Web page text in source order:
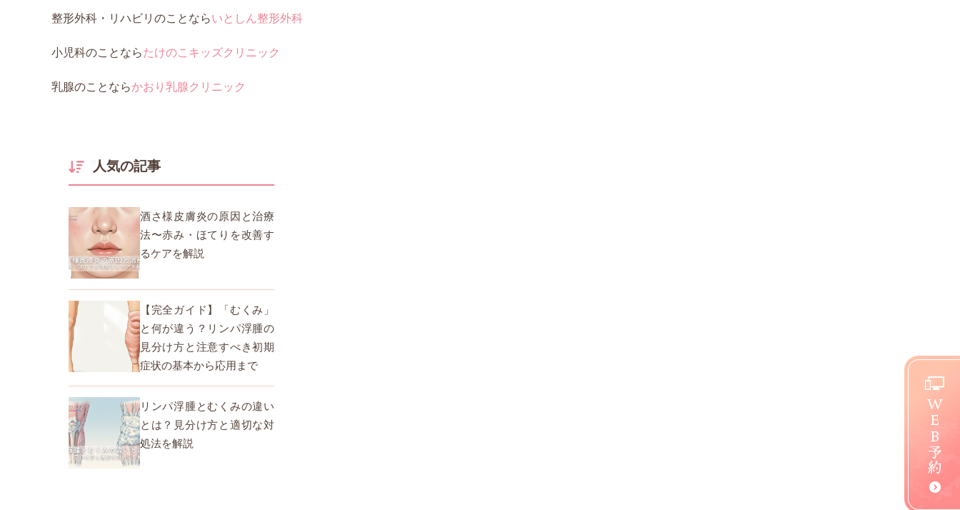
整形外科・リハビリのことならいとしん整形外科
小児科のことならたけのこキッズクリニック
乳腺のことならかおり乳腺クリニック
人気の記事
酒さ様皮膚炎の原因と治療
法〜赤み・ほてりを改善す
るケアを解説
【完全ガイド】「むくみ」
と何が違う？リンパ浮腫の
見分け方と注意すべき初期
症状の基本から応用まで
リンパ浮腫とむくみの違い
とは？見分け方と適切な対
処法を解説